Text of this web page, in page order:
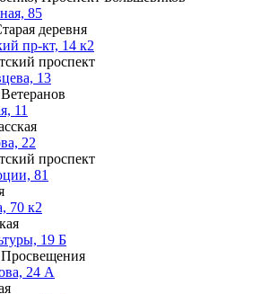
85
деревня
пр-кт, 14 к2
проспект
13
11
22
проспект
81
70 к2
19 Б
24 А